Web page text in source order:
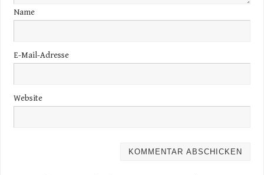
Name
E-Mail-Adresse
Website